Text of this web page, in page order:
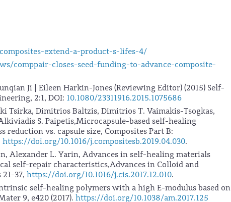
extend-a-product-s-lifes-4/
comppair-closes-seed-funding-to-advance-composite-
Ji | Eileen Harkin-Jones (Reviewing Editor) (2015) Self-
2:1, DOI: 10.1080/23311916.2015.1075686
Tsirka, Dimitrios Baltzis, Dimitrios Τ. Vaimakis-Tsogkas,
S. Paipetis,Microcapsule-based self-healing
vs. capsule size, Composites Part B:
https://doi.org/10.1016/j.compositesb.2019.04.030.
Alexander L. Yarin, Advances in self-healing materials
self-repair characteristics,Advances in Colloid and
37, https://doi.org/10.1016/j.cis.2017.12.010.
self-healing polymers with a high E-modulus based on
9, e420 (2017). https://doi.org/10.1038/am.2017.125